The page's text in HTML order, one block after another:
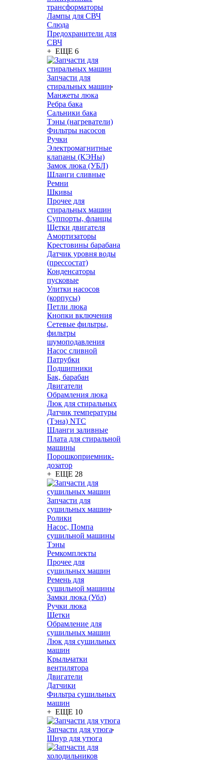
трансформаторы
Лампы для СВЧ
Слюда
Предохранители для
СВЧ
+ ЕЩЕ 6
Запчасти для
стиральных машин
Манжеты люка
Ребра бака
Сальники бака
Тэны (нагреватели)
Фильтры насосов
Ручки
Электромагнитные
клапаны (КЭНы)
Замок люка (УБЛ)
Шланги сливные
Ремни
Шкивы
Прочее для
стиральных машин
Суппорты, фланцы
Щетки двигателя
Амортизаторы
Крестовины барабана
Датчик уровня воды
(прессостат)
Конденсаторы
пусковые
Улитки насосов
(корпусы)
Петли люка
Кнопки включения
Сетевые фильтры,
фильтры
шумоподавления
Насос сливной
Патрубки
Подшипники
Бак, барабан
Двигатели
Обрамления люка
Люк для стиральных
Датчик температуры
(Тэна) NTC
Шланги заливные
Плата для стиральной
машины
Порошкоприемник-
дозатор
+ ЕЩЕ 28
Запчасти для
сушильных машин
Ролики
Насос, Помпа
сушильной машины
Тэны
Ремкомплекты
Прочее для
сушильных машин
Ремень для
сушильной машины
Замки люка (Убл)
Ручки люка
Щетки
Обрамление для
сушильных машин
Люк для сушильных
машин
Крыльчатки
вентилятора
Двигатели
Датчики
Фильтра сушильных
машин
+ ЕЩЕ 10
Запчасти для утюга
Шнур для утюга